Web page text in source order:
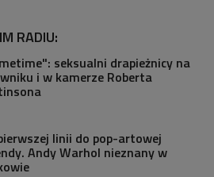
RADIU:
seksualni drapieżnicy na
i w kamerze Roberta
linii do pop-artowej
Andy Warhol nieznany w